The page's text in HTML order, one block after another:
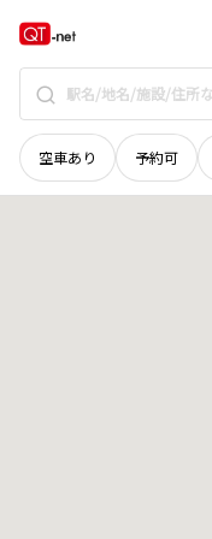
空車あり 予約可
岡山県